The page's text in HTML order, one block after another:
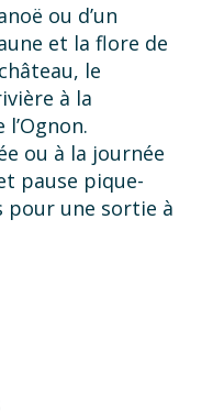
ou d’un
et la flore de
le
à la
ou à la journée
pause pique-
pour une sortie à